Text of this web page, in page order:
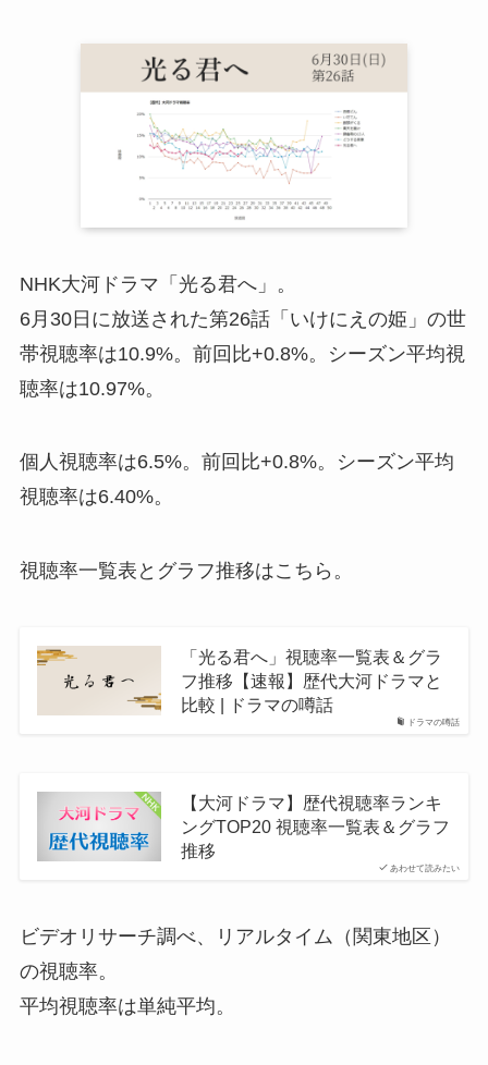
NHK大河ドラマ「光る君へ」。
6月30日に放送された第26話「いけにえの姫」の世
帯視聴率は10.9%。前回比+0.8%。シーズン平均視
聴率は10.97%。
個人視聴率は6.5%。前回比+0.8%。シーズン平均
視聴率は6.40%。
視聴率一覧表とグラフ推移はこちら。
ドラマの噂話
「光る君へ」視聴率一覧表＆グラ
フ推移【速報】歴代大河ドラマと
比較 | ドラマの噂話
あわせて読みたい
【大河ドラマ】歴代視聴率ランキ
ングTOP20 視聴率一覧表＆グラフ
推移
ビデオリサーチ調べ、リアルタイム（関東地区）
の視聴率。
平均視聴率は単純平均。